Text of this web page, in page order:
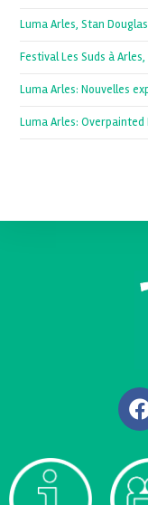
Luma Arles, Stan Douglas
Festival Les Suds à
Luma Arles: Nouvelles
Luma Arles: